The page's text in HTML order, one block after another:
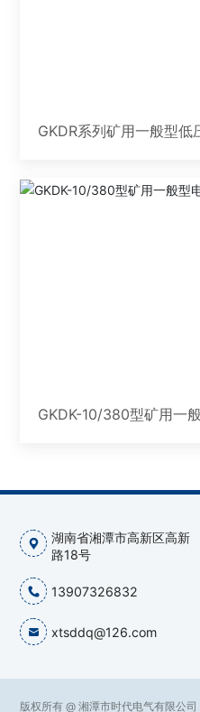
GKDR系列矿用一般型低
GKDK-10/380型矿用一
湖南省湘潭市高新区高新
路18号
13907326832
xtsddq@126.com
版权所有 @ 湘潭市时代电气有限公司